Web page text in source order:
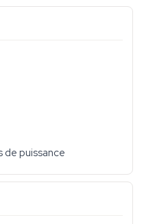
de puissance